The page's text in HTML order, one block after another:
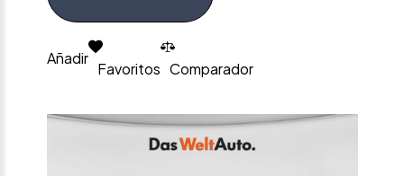
Añadir
Favoritos Comparador